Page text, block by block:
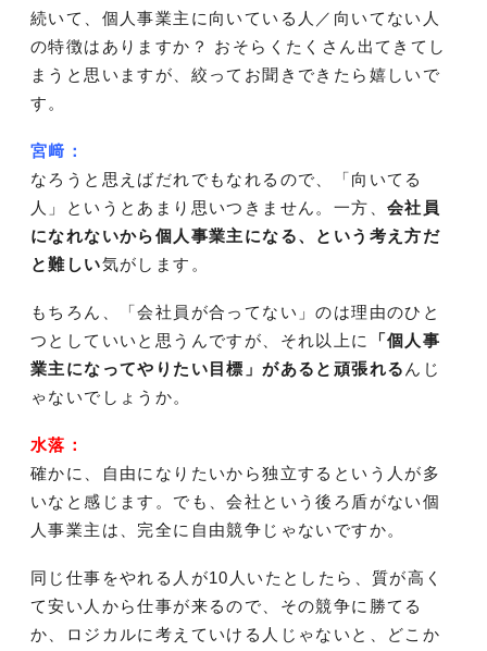
続いて、個人事業主に向いている人／向いてない人
の特徴はありますか？ おそらくたくさん出てきてし
まうと思いますが、絞ってお聞きできたら嬉しいで
す。
宮﨑：
なろうと思えばだれでもなれるので、「向いてる
人」というとあまり思いつきません。一方、 会社員
になれないから個人事業主になる、という考え方だ
と難しい気がします。
もちろん、「会社員が合ってない」のは理由のひと
つとしていいと思うんですが、それ以上に
「個人事
業主になってやりたい目標」があると頑張れる んじ
ゃないでしょうか。
水落：
確かに、自由になりたいから独立するという人が多
いなと感じます。でも、会社という後ろ盾がない個
人事業主は、完全に自由競争じゃないですか。
同じ仕事をやれる人が10人いたとしたら、質が高く
て安い人から仕事が来るので、その競争に勝てる
か、ロジカルに考えていける人じゃないと、どこか